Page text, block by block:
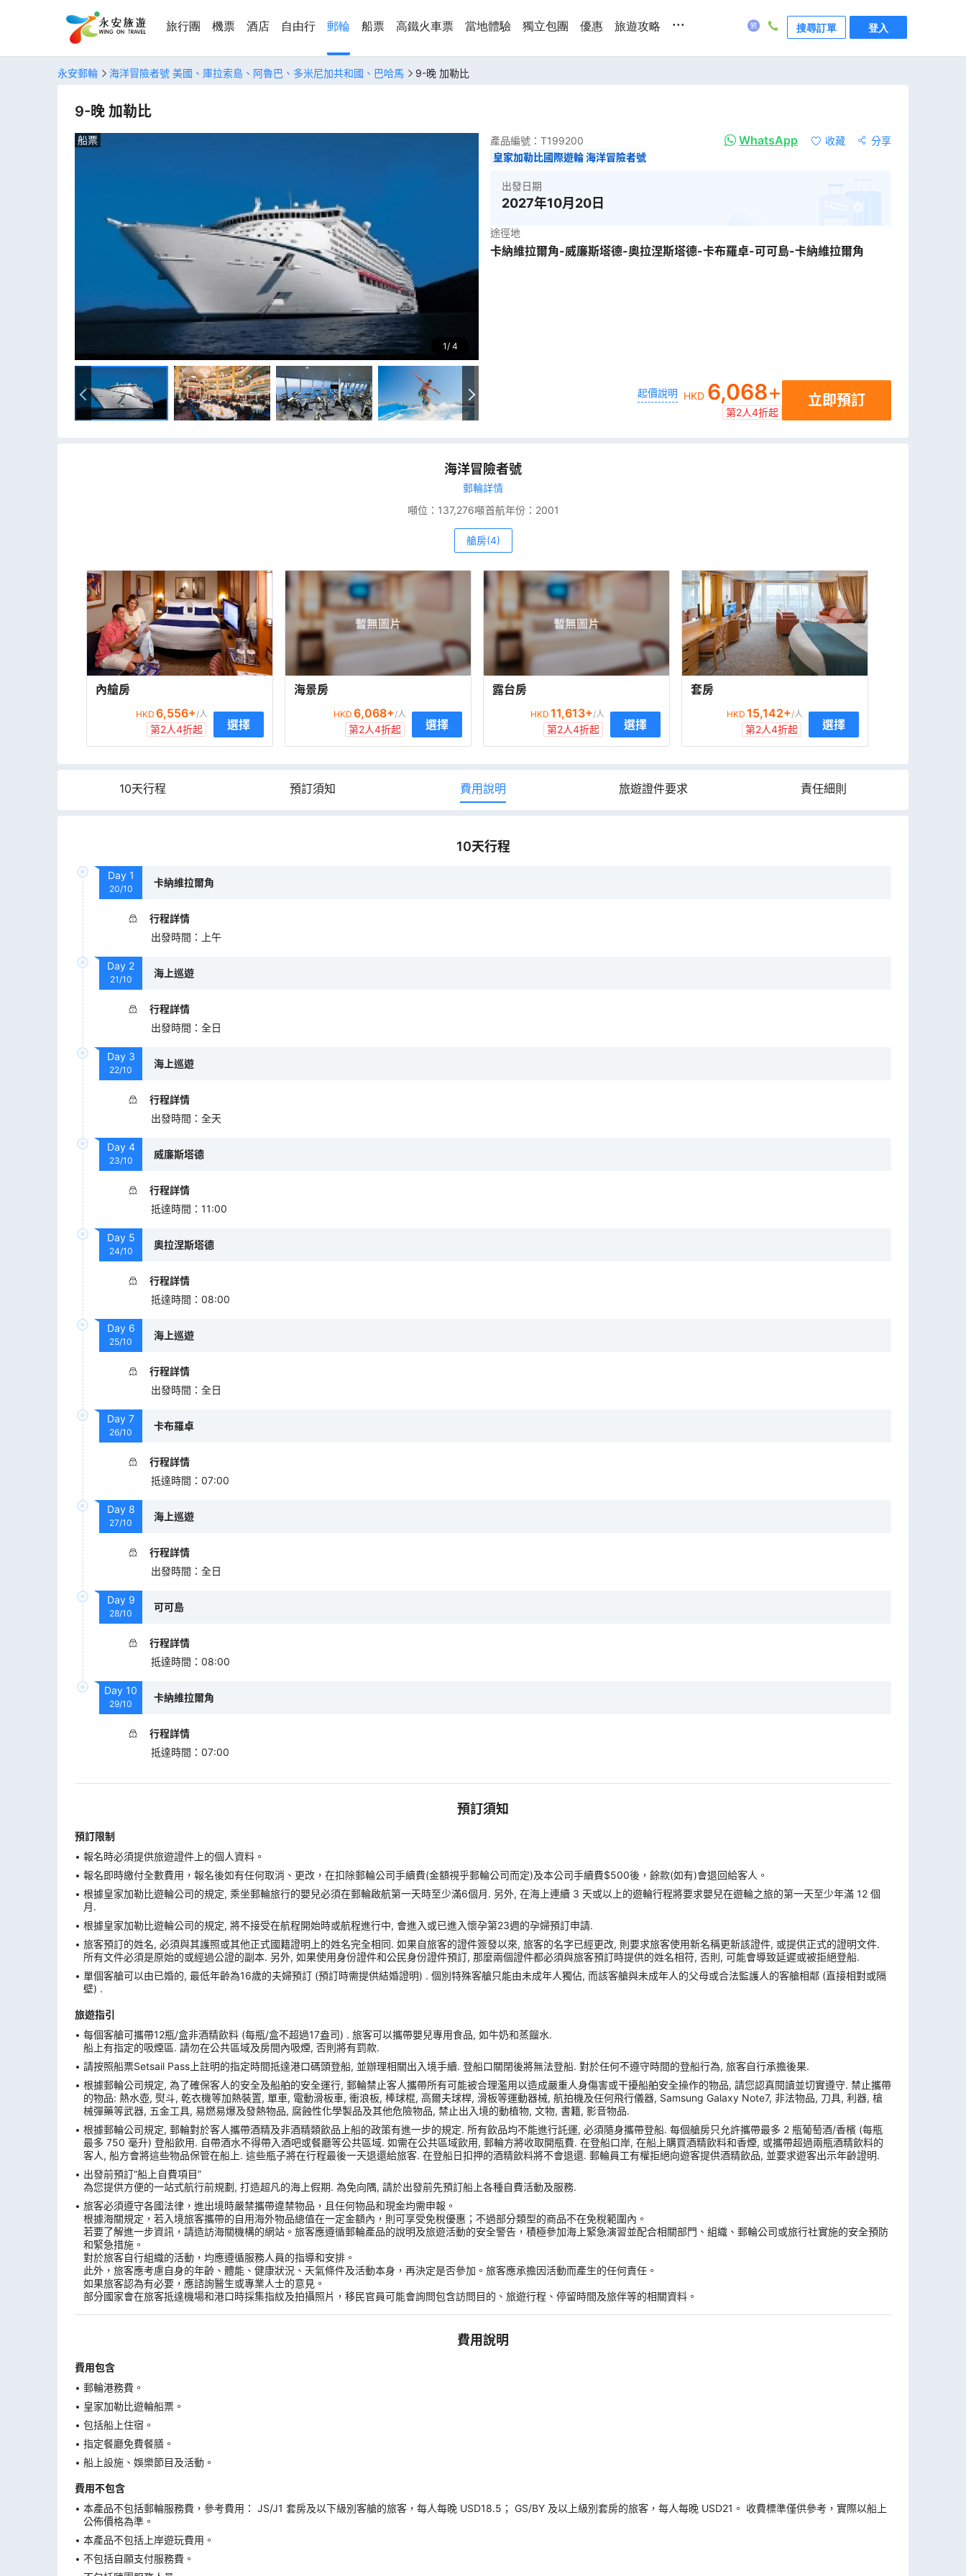
旅行團 機票 酒店 自由行 郵輪 船票 高鐵火車票 當地體驗 獨立包團 優惠 旅遊攻略 ... 搜尋訂單 登入
永安郵輪 海洋冒險者號 美國、庫拉索島、阿魯巴、多米尼加共和國、巴哈馬 9-晚 加勒比
9-晚 加勒比
1 4
船票 產品編號： T199200 WhatsApp 收藏
分享
皇家加勒比國際遊輪 海洋冒險者號
出發日期
2027年10月20日
途徑地
卡納維拉爾角-威廉斯塔德-奧拉涅斯塔德-卡布羅卓-可可島-卡納維拉爾角
起價說明 HKD 6,068+
第2人4折起
立即預訂
海洋冒險者號
郵輪詳情
噸位： 137,276噸首航年份： 2001
艙房(4)
內艙房
HKD 6,556+/人
第2人4折起 選擇
海景房
HKD 6,068+/人
第2人4折起 選擇
露台房
HKD 11,613+/人
第2人4折起 選擇
套房
HKD 15,142+/人
第2人4折起 選擇
10天行程 預訂須知 費用說明 旅遊證件要求 責任細則
10天行程
Day 1
20/10
卡納維拉爾角
行程詳情
出發時間 ： 上午
Day 2
21/10
海上巡遊
行程詳情
出發時間 ： 全日
Day 3
22/10
海上巡遊
行程詳情
出發時間 ： 全天
Day 4
23/10
威廉斯塔德
行程詳情
抵達時間 ： 11:00
Day 5
24/10
奧拉涅斯塔德
行程詳情
抵達時間 ： 08:00
Day 6
25/10
海上巡遊
行程詳情
出發時間 ： 全日
Day 7
26/10
卡布羅卓
行程詳情
抵達時間 ： 07:00
Day 8
27/10
海上巡遊
行程詳情
出發時間 ： 全日
Day 9
28/10
可可島
行程詳情
抵達時間 ： 08:00
Day 10
29/10
卡納維拉爾角
行程詳情
抵達時間 ： 07:00
預訂須知
預訂限制
報名時必須提供旅遊證件上的個人資料。
報名即時繳付全數費用，報名後如有任何取消、更改，在扣除郵輪公司手續費(金額視乎郵輪公司而定)及本公司手續費$500後，餘款(如有)會退回給客人。
根據皇家加勒比遊輪公司的規定, 乘坐郵輪旅行的嬰兒必須在郵輪啟航第一天時至少滿6個月. 另外, 在海上連續 3 天或以上的遊輪行程將要求嬰兒在遊輪之旅的第一天至少年滿 12 個
月.
根據皇家加勒比遊輪公司的規定, 將不接受在航程開始時或航程進行中, 會進入或已進入懷孕第23週的孕婦預訂申請.
旅客預訂的姓名, 必須與其護照或其他正式國籍證明上的姓名完全相同. 如果自旅客的證件簽發以來, 旅客的名字已經更改, 則要求旅客使用新名稱更新該證件, 或提供正式的證明文件.
所有文件必須是原始的或經過公證的副本. 另外, 如果使用身份證件和公民身份證件預訂, 那麼兩個證件都必須與旅客預訂時提供的姓名相符, 否則, 可能會導致延遲或被拒絕登船.
單個客艙可以由已婚的, 最低年齡為16歲的夫婦預訂 (預訂時需提供結婚證明) . 個別特殊客艙只能由未成年人獨佔, 而該客艙與未成年人的父母或合法監護人的客艙相鄰 (直接相對或隔
壁) .
旅遊指引
每個客艙可攜帶12瓶/盒非酒精飲料 (每瓶/盒不超過17盎司) . 旅客可以攜帶嬰兒專用食品, 如牛奶和蒸餾水.
船上有指定的吸煙區. 請勿在公共區域及房間內吸煙, 否則將有罰款.
請按照船票Setsail Pass上註明的指定時間抵達港口碼頭登船, 並辦理相關出入境手續. 登船口關閉後將無法登船. 對於任何不遵守時間的登船行為, 旅客自行承擔後果.
根據郵輪公司規定, 為了確保客人的安全及船舶的安全運行, 郵輪禁止客人攜帶所有可能被合理濫用以造成嚴重人身傷害或干擾船舶安全操作的物品, 請您認真閱讀並切實遵守. 禁止攜帶
的物品: 熱水壺, 熨斗, 乾衣機等加熱裝置, 單車, 電動滑板車, 衝浪板, 棒球棍, 高爾夫球桿, 滑板等運動器械, 航拍機及任何飛行儀器, Samsung Galaxy Note7, 非法物品, 刀具, 利器, 槍
械彈藥等武器, 五金工具, 易燃易爆及發熱物品, 腐蝕性化學製品及其他危險物品, 禁止出入境的動植物, 文物, 書籍, 影音物品.
根據郵輪公司規定, 郵輪對於客人攜帶酒精及非酒精類飲品上船的政策有進一步的規定. 所有飲品均不能進行託運, 必須隨身攜帶登船. 每個艙房只允許攜帶最多 2 瓶葡萄酒/香檳 (每瓶
最多 750 毫升) 登船飲用. 自帶酒水不得帶入酒吧或餐廳等公共區域. 如需在公共區域飲用, 郵輪方將收取開瓶費. 在登船口岸, 在船上購買酒精飲料和香煙, 或攜帶超過兩瓶酒精飲料的
客人, 船方會將這些物品保管在船上. 這些瓶子將在行程最後一天退還給旅客. 在登船日扣押的酒精飲料將不會退還. 郵輪員工有權拒絕向遊客提供酒精飲品, 並要求遊客出示年齡證明.
出發前預訂“船上自費項目”
為您提供方便的一站式航行前規劃, 打造超凡的海上假期. 為免向隅, 請於出發前先預訂船上各種自費活動及服務.
旅客必須遵守各國法律，進出境時嚴禁攜帶違禁物品，且任何物品和現金均需申報。
根據海關規定，若入境旅客攜帶的自用海外物品總值在一定金額內，則可享受免稅優惠；不過部分類型的商品不在免稅範圍內。
若要了解進一步資訊，請造訪海關機構的網站。旅客應遵循郵輪產品的說明及旅遊活動的安全警告，積極參加海上緊急演習並配合相關部門、組織、郵輪公司或旅行社實施的安全預防
和緊急措施。
對於旅客自行組織的活動，均應遵循服務人員的指導和安排。
此外，旅客應考慮自身的年齡、體能、健康狀況、天氣條件及活動本身，再決定是否參加。旅客應承擔因活動而產生的任何責任。
如果旅客認為有必要，應諮詢醫生或專業人士的意見。
部分國家會在旅客抵達機場和港口時採集指紋及拍攝照片，移民官員可能會詢問包含訪問目的、旅遊行程、停留時間及旅伴等的相關資料。
費用說明
費用包含
郵輪港務費。
皇家加勒比遊輪船票。
包括船上住宿。
指定餐廳免費餐膳。
船上設施、娛樂節目及活動。
費用不包含
本產品不包括郵輪服務費，參考費用： JS/J1 套房及以下級別客艙的旅客，每人每晚 USD18.5； GS/BY 及以上級別套房的旅客，每人每晚 USD21。 收費標準僅供參考，實際以船上
公佈價格為準。
本產品不包括上岸遊玩費用。
不包括自願支付服務費。